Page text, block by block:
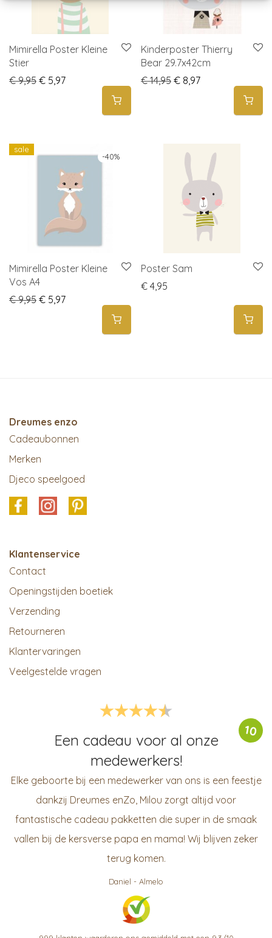
Mimirella Poster Kleine
Stier
€9,95 Original price was: € 9,95.
€ 5,97Current price is: € 5,97.
Kinderposter Thierry
Bear 29.7x42cm
€14,95 Original price was: €
€ 8,97Current price is:
-40%
sale
Mimirella Poster Kleine
Vos A4
€9,95 Original price was: € 9,95.
€ 5,97Current price is: € 5,97.
Poster Sam
€ 4,95
Dreumes enzo
Cadeaubonnen
Merken
Djeco speelgoed
Klantenservice
Contact
Openingstijden boetiek
Verzending
Retourneren
Klantervaringen
Veelgestelde vragen
10
Een cadeau voor al onze
medewerkers!
Elke geboorte bij een medewerker van ons is een feestje
dankzij Dreumes enZo, Milou zorgt altijd voor
fantastische cadeau pakketten die super in de smaak
vallen bij de kersverse papa en mama! Wij blijven zeker
terug komen.
Daniel - Almelo